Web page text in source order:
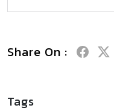
Share On :
Tags